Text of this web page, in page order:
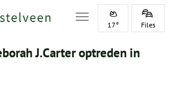
Toggle navigation
17° Files
J.Carter optreden in